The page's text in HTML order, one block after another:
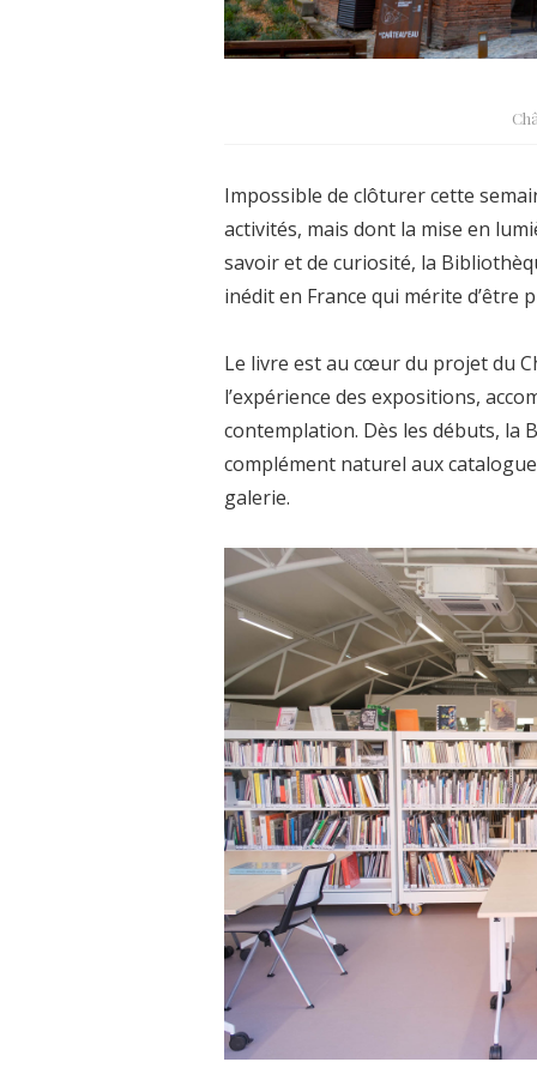
Impossible de clôturer cette
activités, mais dont la mise en
savoir et de curiosité, la
inédit en France qui mérite d’être
Le livre est au cœur du projet du
l’expérience des expositions,
contemplation. Dès les débuts, la
complément naturel aux
galerie.